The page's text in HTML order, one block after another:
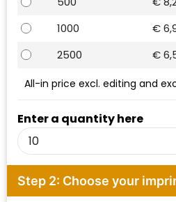
Waterman
1000
€
2500
€
Enter a quantity here
All-in price excl. editing and
Step 2: Choose your